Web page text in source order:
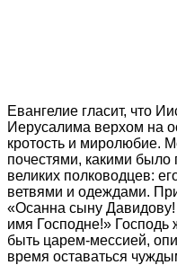
Евангелие гласит, что
Иерусалима верхом на
кротость и миролюбие.
почестями, какими было
великих полководцев:
ветвями и одеждами.
«Осанна сыну
имя Господне!»
быть царем-мессией,
время оставаться